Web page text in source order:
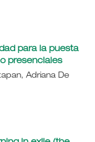
para la puesta
presenciales
Adriana De